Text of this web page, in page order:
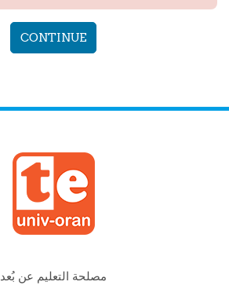
CONTINUE
مصلحة التعليم عن بُعد